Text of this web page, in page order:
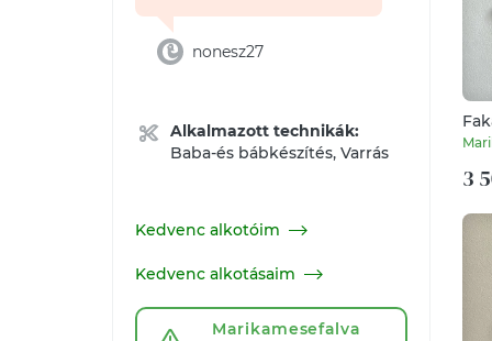
nonesz27
Alkalmazott technikák:
Baba-és bábkészítés, Varrás
Kedvenc alkotóim
Kedvenc alkotásaim
Marikamesefalva
cm
3